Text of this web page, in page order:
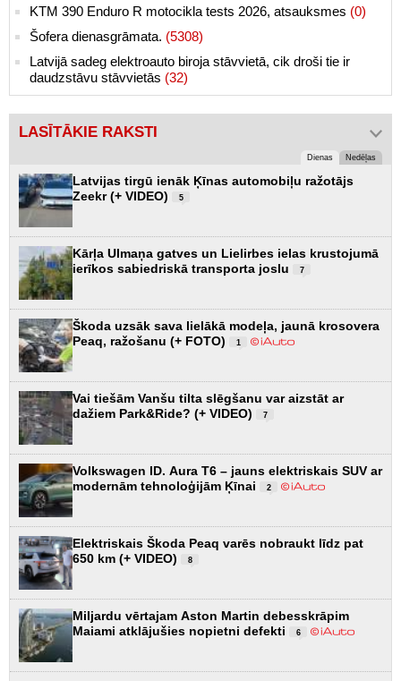
KTM 390 Enduro R motocikla tests 2026, atsauksmes (0)
Šofera dienasgrāmata. (5308)
Latvijā sadeg elektroauto biroja stāvvietā, cik droši tie ir
daudzstāvu stāvvietās (32)
LASĪTĀKIE RAKSTI
Dienas Nedēļas
Latvijas tirgū ienāk Ķīnas automobiļu ražotājs
Zeekr (+ VIDEO)
5
Kārļa Ulmaņa gatves un Lielirbes ielas krustojumā
ierīkos sabiedriskā transporta joslu
7
Škoda uzsāk sava lielākā modeļa, jaunā krosovera
Peaq, ražošanu (+ FOTO)
1
Vai tiešām Vanšu tilta slēgšanu var aizstāt ar
dažiem Park&Ride? (+ VIDEO)
7
Volkswagen ID. Aura T6 – jauns elektriskais SUV ar
modernām tehnoloģijām Ķīnai
2
Elektriskais Škoda Peaq varēs nobraukt līdz pat
650 km (+ VIDEO)
8
Miljardu vērtajam Aston Martin debesskrāpim
Maiami atklājušies nopietni defekti
6